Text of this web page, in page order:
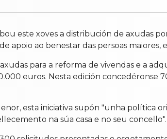
este xoves a distribución de axudas
apoio ao benestar das persoas maiores,
para a reforma de vivendas e a
euros. Nesta edición concedéronse
esta iniciativa supón "unha política
na súa casa e no seu concello".